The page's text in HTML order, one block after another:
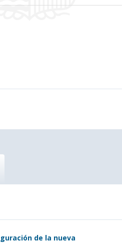
de la nueva